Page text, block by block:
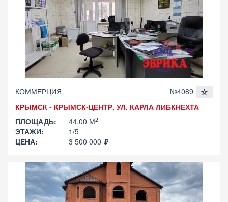
КОММЕРЦИЯ
№4089
КРЫМСК - КРЫМСК-ЦЕНТР, УЛ. КАРЛА ЛИБКНЕХТА
ПЛОЩАДЬ:
44.00 М2
ЭТАЖИ:
1/5
ЦЕНА:
3 500 000